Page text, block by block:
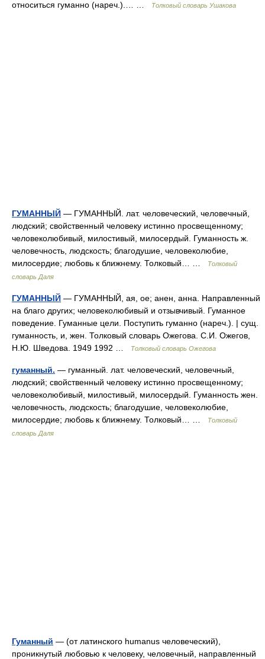
относиться гуманно (нареч.).… … Толковый словарь Ушакова
ГУМАННЫЙ — ГУМАННЫЙ. лат. человеческий, человечный,
людский; свойственный человеку истинно просвещенному;
человеколюбивый, милостивый, милосердый. Гуманность ж.
человечность, людскость; благодушие, человеколюбие,
милосердие; любовь к ближнему. Толковый… …
Толковый
словарь Даля
ГУМАННЫЙ — ГУМАННЫЙ, ая, ое; анен, анна. Направленный
на благо других; человеколюбивый и отзывчивый. Гуманное
поведение. Гуманные цели. Поступить гуманно (нареч.). | сущ.
гуманность, и, жен. Толковый словарь Ожегова. С.И. Ожегов,
Н.Ю. Шведова. 1949 1992 …
Толковый словарь Ожегова
гуманный. — гуманный. лат. человеческий, человечный,
людский; свойственный человеку истинно просвещенному;
человеколюбивый, милостивый, милосердый. Гуманность жен.
человечность, людскость; благодушие, человеколюбие,
милосердие; любовь к ближнему. Толковый… …
Толковый
словарь Даля
Гуманный — (от латинского humanus человеческий),
проникнутый любовью к человеку, человечный, направленный